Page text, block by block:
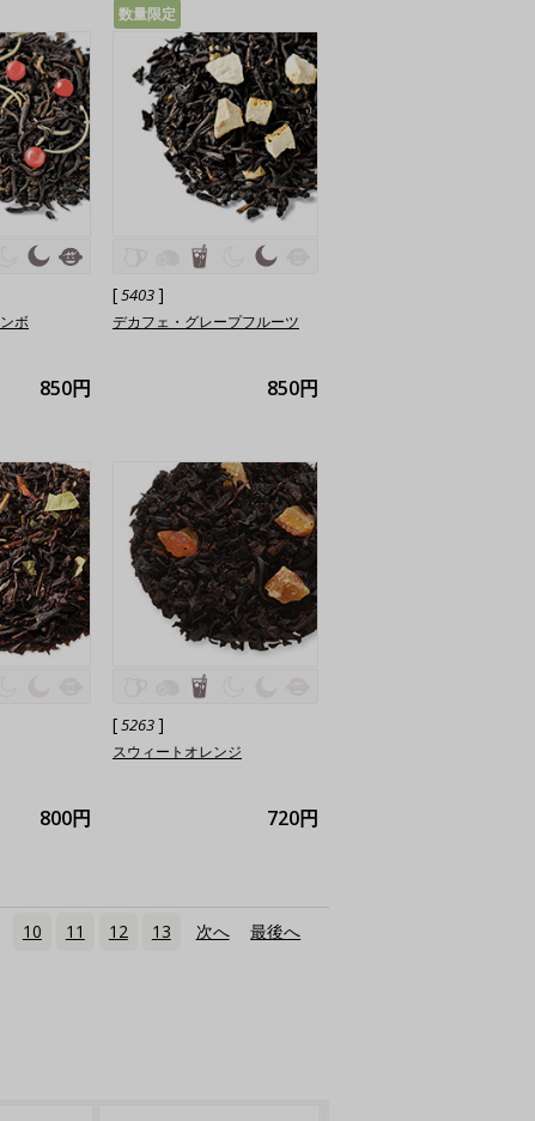
ボ
850円
数量限定
[5403]
デカフェ・グレープフルーツ
850円
800円
[5263]
スウィートオレンジ
720円
10 11 12 13 次へ 最後へ